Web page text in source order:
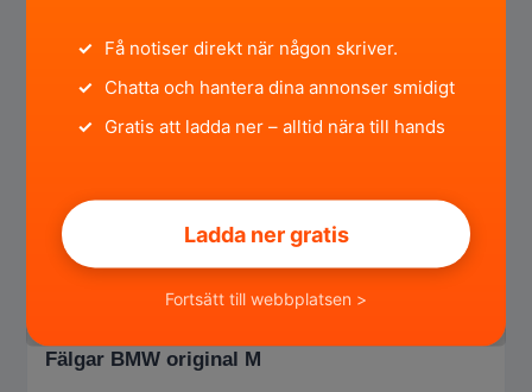
Fälgar BMW original M
✓ Få notiser direkt när någon skriver.
✓ Chatta och hantera dina annonser smidigt
✓ Gratis att ladda ner – alltid nära till hands
Ladda ner gratis
Fortsätt till webbplatsen >